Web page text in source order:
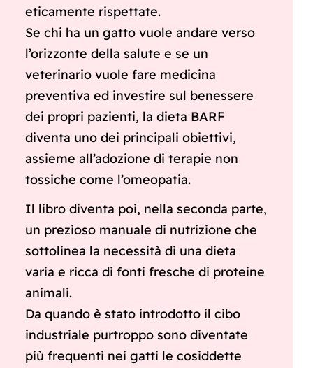
eticamente rispettate.
Se chi ha un gatto vuole andare verso
l’orizzonte della salute e se un
veterinario vuole fare medicina
preventiva ed investire sul benessere
dei propri pazienti, la dieta BARF
diventa uno dei principali obiettivi,
assieme all’adozione di terapie non
tossiche come l’omeopatia.
Il libro diventa poi, nella seconda parte,
un prezioso manuale di nutrizione che
sottolinea la necessità di una dieta
varia e ricca di fonti fresche di proteine
animali.
Da quando è stato introdotto il cibo
industriale purtroppo sono diventate
più frequenti nei gatti le cosiddette